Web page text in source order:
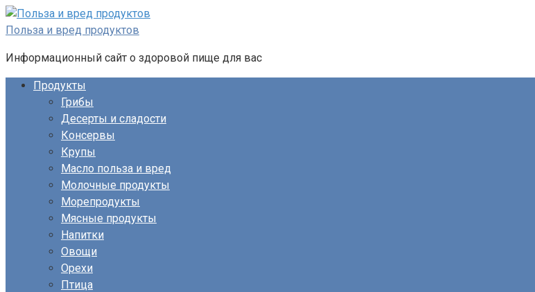
Перейти
к
Польза и вред продуктов
Информационный сайт о здоровой пище для вас
Продукты
Грибы
Десерты и сладости
Консервы
Крупы
Масло польза и вред
Молочные продукты
Морепродукты
Мясные продукты
Напитки
Овощи
Орехи
Птица